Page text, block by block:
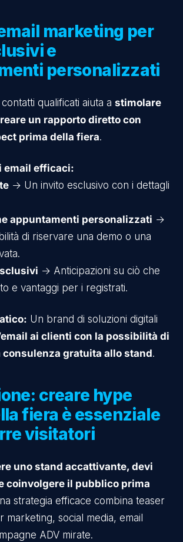
marketing per
e
personalizzati
contatti qualificati aiuta a stimolare
un rapporto diretto con
prima della fiera.
email efficaci:
→ Un invito esclusivo con i dettagli
appuntamenti personalizzati →
di riservare una demo o una
→ Anticipazioni su ciò che
e vantaggi per i registrati.
Un brand di soluzioni digitali
ai clienti con la possibilità di
consulenza gratuita allo stand.
creare hype
fiera è essenziale
visitatori
uno stand accattivante, devi
coinvolgere il pubblico prima
strategia efficace combina teaser
marketing, social media, email
ADV mirate.